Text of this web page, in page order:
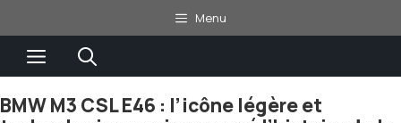
au
contenu
Menu
Menu
BMW M3 CSL E46 : l’icône légère et